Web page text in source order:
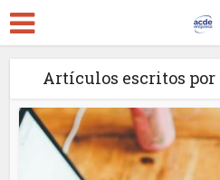
Artículos escritos por